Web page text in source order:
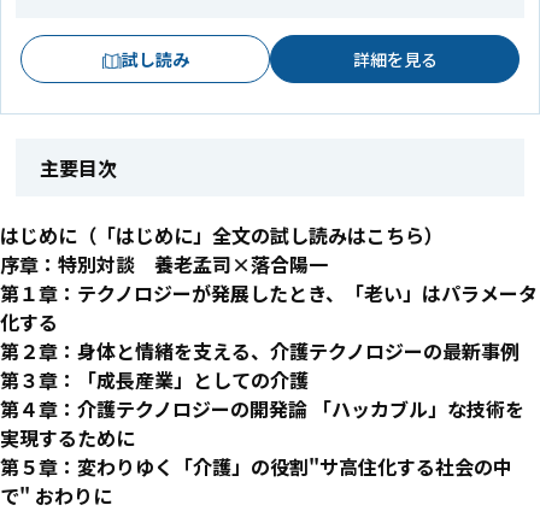
試し読み 詳細を見る
主要目次
はじめに（「はじめに」全文の試し読みはこちら）
序章：特別対談 養老孟司×落合陽一
第１章：テクノロジーが発展したとき、「老い」はパラメータ
化する
第２章：身体と情緒を支える、介護テクノロジーの最新事例
第３章：「成長産業」としての介護
第４章：介護テクノロジーの開発論 ――「ハッカブル」な技術を
実現するために
第５章：変わりゆく「介護」の役割――"サ高住化する社会の中
で" おわりに